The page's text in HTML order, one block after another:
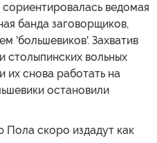
ведомая
банда заговорщиков,
'большевиков'. Захватив
столыпинских вольных
их снова работать на
остановили
Пола скоро издадут как